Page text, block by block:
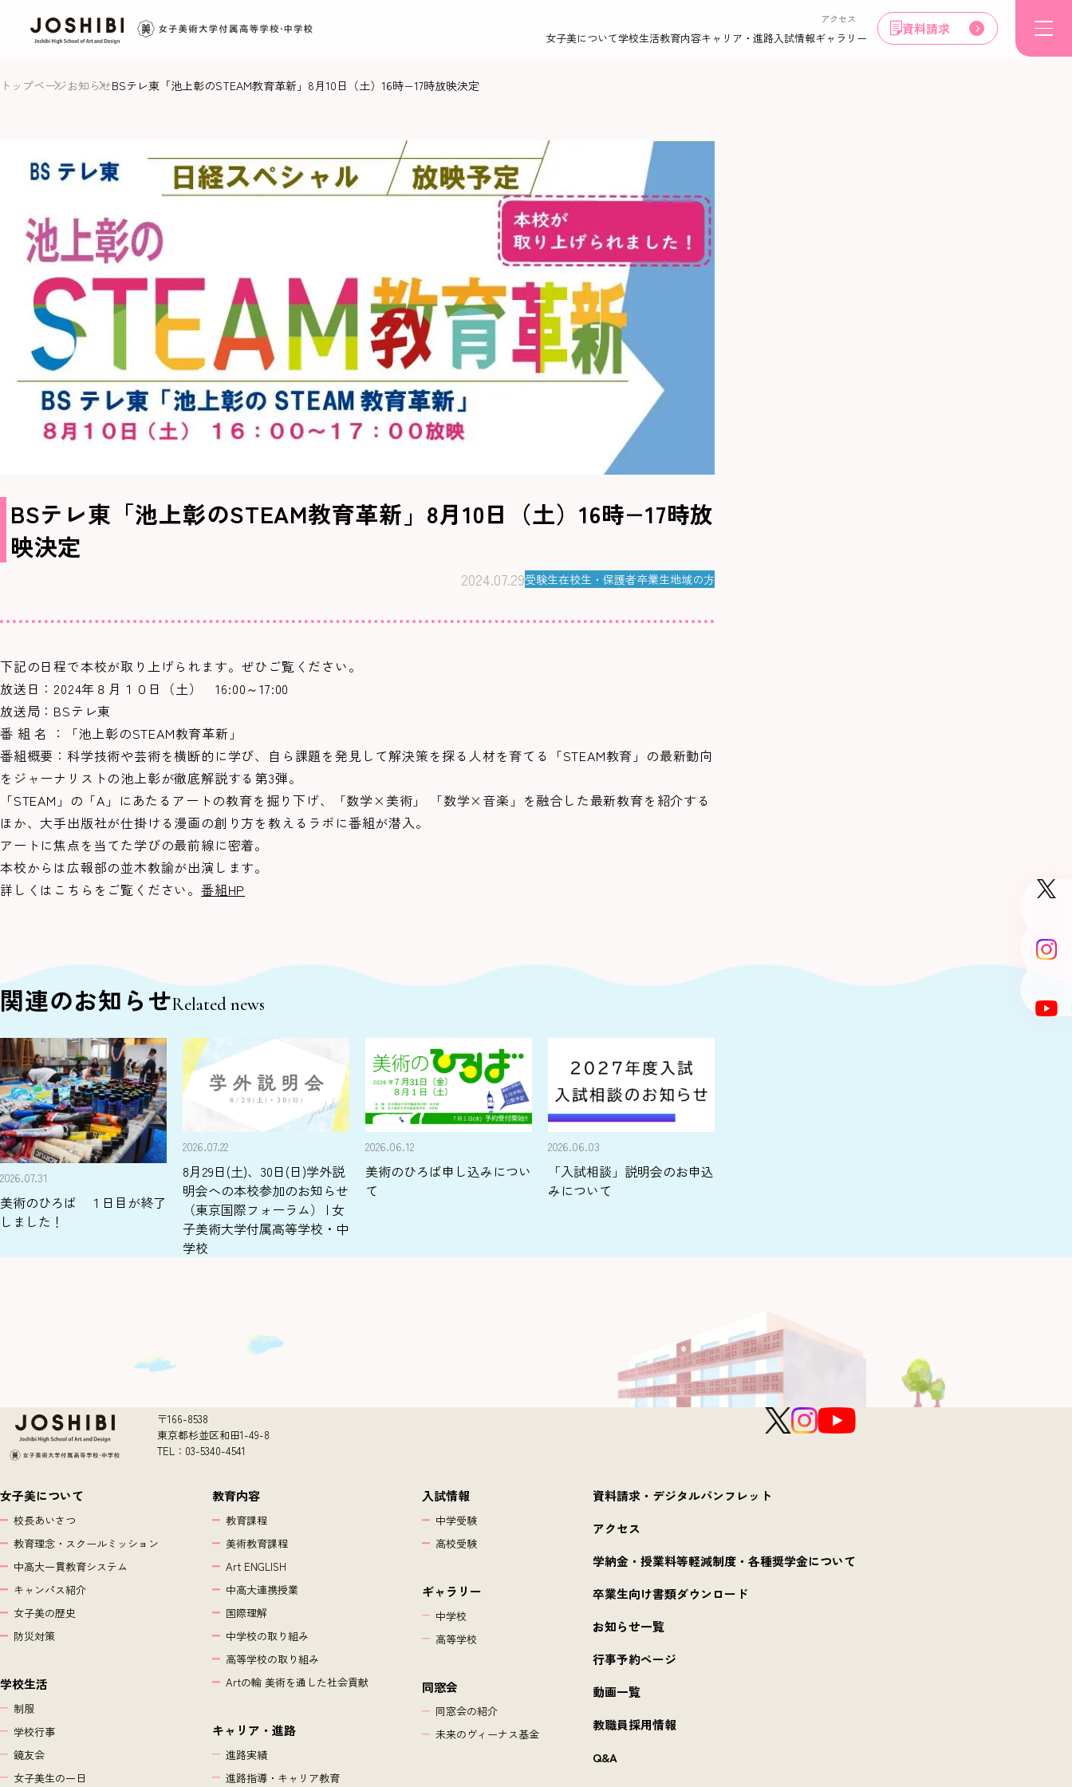
アクセス
女子美について学校生活教育内容キャリア・進路入試情報ギャラリー
資料請求
トップページお知らせBSテレ東「池上彰のSTEAM教育革新」8月10日（土）16時−17時放映決定
BSテレ東「池上彰のSTEAM教育革新」8月10日（土）16時−17時放
映決定
2024.07.29受験生在校生・保護者卒業生地域の方
下記の日程で本校が取り上げられます。ぜひご覧ください。
放送日：2024年８月１０日（土） 16:00～17:00
放送局：BSテレ東
番 組 名 ：「池上彰のSTEAM教育革新」
番組概要：科学技術や芸術を横断的に学び、自ら課題を発見して解決策を探る人材を育てる「STEAM教育」の最新動向
をジャーナリストの池上彰が徹底解説する第3弾。
「STEAM」の「A」にあたるアートの教育を掘り下げ、「数学×美術」 「数学×音楽」を融合した最新教育を紹介する
ほか、大手出版社が仕掛ける漫画の創り方を教えるラボに番組が潜入。
アートに焦点を当てた学びの最前線に密着。
本校からは広報部の並木教諭が出演します。
詳しくはこちらをご覧ください。番組HP
関連のお知らせRelated news
2026.07.31
美術のひろば １日目が終了
しました！
2026.07.22
8月29日(土)、30日(日)学外説
明会への本校参加のお知らせ
（東京国際フォーラム） | 女
子美術大学付属高等学校・中
学校
2026.06.12
美術のひろば申し込みについ
て
2026.06.03
「入試相談」説明会のお申込
みについて
〒166-8538
東京都杉並区和田1-49-8
TEL：03-5340-4541
女子美について
校長あいさつ
教育理念・スクールミッション
中高大一貫教育システム
キャンパス紹介
女子美の歴史
防災対策
学校生活
制服
学校行事
鏡友会
女子美生の一日
教育内容
教育課程
美術教育課程
Art ENGLISH
中高大連携授業
国際理解
中学校の取り組み
高等学校の取り組み
Artの輪 美術を通した社会貢献
キャリア・進路
進路実績
進路指導・キャリア教育
入試情報
中学受験
高校受験
ギャラリー
中学校
高等学校
同窓会
同窓会の紹介
未来のヴィーナス基金
資料請求・デジタルパンフレット
アクセス
学納金・授業料等軽減制度・各種奨学金について
卒業生向け書類ダウンロード
お知らせ一覧
行事予約ページ
動画一覧
教職員採用情報
Q&A